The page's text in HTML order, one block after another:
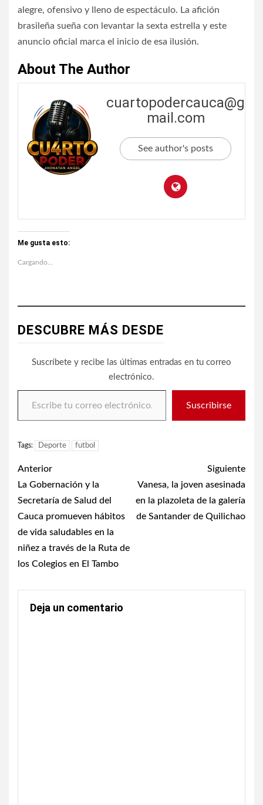
alegre, ofensivo y lleno de espectáculo. La afición
brasileña sueña con levantar la sexta estrella y este
anuncio oficial marca el inicio de esa ilusión.
About The Author
cuartopodercauca@g
mail.com
See author's posts
Me gusta esto:
Cargando...
DESCUBRE MÁS DESDE
Suscríbete y recibe las últimas entradas en tu correo
electrónico.
Escribe tu correo electrónico…
Suscribirse
Tags: Deporte futbol
Post
navigation
Anterior
La Gobernación y la
Secretaría de Salud del
Cauca promueven hábitos
de vida saludables en la
niñez a través de la Ruta de
los Colegios en El Tambo
Siguiente
Vanesa, la joven asesinada
en la plazoleta de la galería
de Santander de Quilichao
Deja un comentario